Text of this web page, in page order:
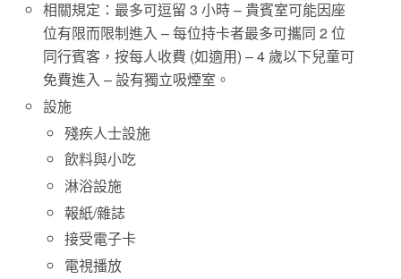
相關規定：最多可逗留 3 小時 – 貴賓室可能因座
位有限而限制進入 – 每位持卡者最多可攜同 2 位
同行賓客，按每人收費 (如適用) – 4 歲以下兒童可
免費進入 – 設有獨立吸煙室。
設施
殘疾人士設施
飲料與小吃
淋浴設施
報紙/雜誌
接受電子卡
電視播放